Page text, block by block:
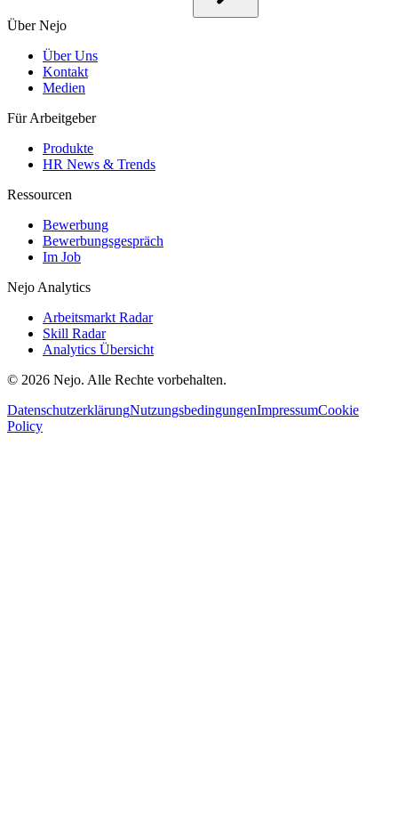
Über Nejo
Über Uns
Kontakt
Medien
Für Arbeitgeber
Produkte
HR News & Trends
Ressourcen
Bewerbung
Bewerbungsgespräch
Im Job
Nejo Analytics
Arbeitsmarkt Radar
Skill Radar
Analytics Übersicht
© 2026 Nejo. Alle Rechte vorbehalten.
DatenschutzerklärungNutzungsbedingungenImpressumCookie
Policy